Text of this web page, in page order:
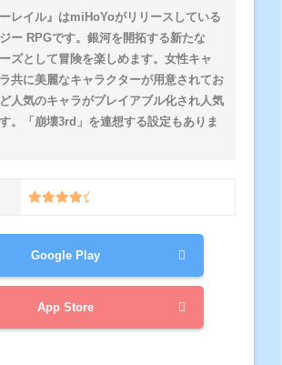
ーレイル』はmiHoYoがリリースしている
ー RPGです。銀河を開拓する新たな
ーズとして冒険を楽しめます。女性キャ
共に美麗なキャラクターが用意されてお
人気のキャラがプレイアブル化され人気
。「崩壊3rd」を連想する設定もありま
Google Play
App Store